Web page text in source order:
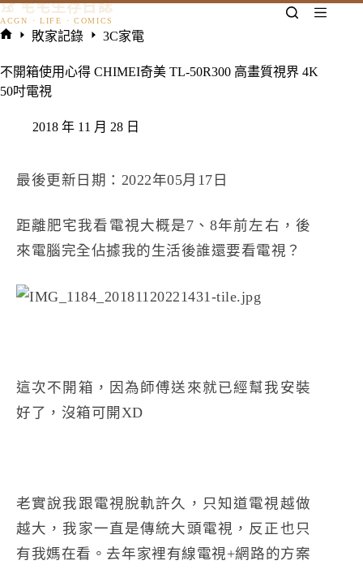
跳
至
要
內
𓃠 宅宅生存日誌
頁
敗家記錄 3C家電
不開箱使用心得 CHIMEI奇美 TL-50R300 高畫質視界 4K
50吋電視
2018 年 11 月 28 日
最後更新日期：2022年05月17日
距離肥宅我看電視大概是7、8年前左右，後
來電腦完全佔據我的生活後誰還要看電視？
這次不開箱，因為師傅送來就已經幫我安裝
好了，沒箱可開XD
老實說我跟電視脫軌許久，只知道電視越做
越大，我家一直是傳統大頭電視，反正也只
有我媽在看。去年家裡有線電視+網路的方案